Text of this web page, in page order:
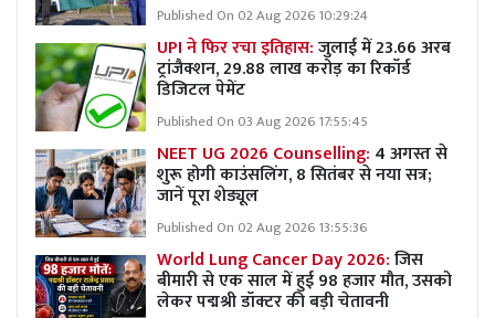
Published On 02 Aug 2026 10:29:24
UPI ने फिर रचा इतिहास:जुलाई में 23.66 अरब
ट्रांजैक्शन, 29.88 लाख करोड़ का रिकॉर्ड
डिजिटल पेमेंट
Published On 03 Aug 2026 17:55:45
NEET UG 2026 Counselling: 4 अगस्त से
शुरू होगी काउंसलिंग, 8 सितंबर से नया सत्र;
जानें पूरा शेड्यूल
Published On 02 Aug 2026 13:55:36
World Lung Cancer Day 2026:जिस
बीमारी से एक साल में हुई 98 हजार मौत, उसको
लेकर पद्मश्री डॉक्टर की बड़ी चेतावनी